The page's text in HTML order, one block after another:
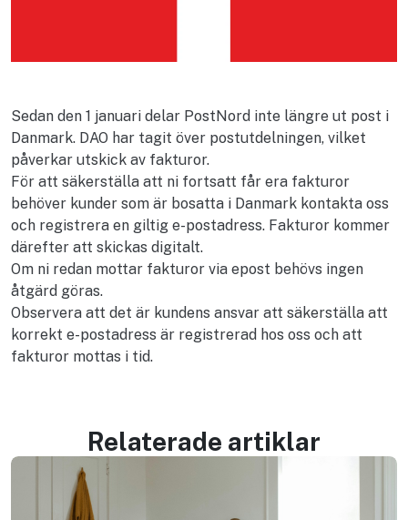
Sedan den 1 januari delar PostNord inte längre ut post i
Danmark. DAO har tagit över postutdelningen, vilket
påverkar utskick av fakturor.
För att säkerställa att ni fortsatt får era fakturor
behöver kunder som är bosatta i Danmark kontakta oss
och registrera en giltig e-postadress. Fakturor kommer
därefter att skickas digitalt.
Om ni redan mottar fakturor via epost behövs ingen
åtgärd göras.
Observera att det är kundens ansvar att säkerställa att
korrekt e-postadress är registrerad hos oss och att
fakturor mottas i tid.
Relaterade artiklar